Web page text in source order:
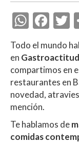
W
h
at
s
A
p
p
F
ac
e
b
o
o
k
w
Todo el mundo
en Gastroactitud
compartimos en
restaurantes en
novedad,
mención.
Te hablamos de
comidas